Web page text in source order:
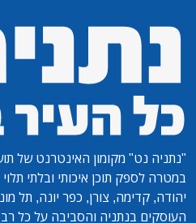
"נתניה נט" מקומון האינטרנט של
במטרה לספק תוכן איכותי ובלתי
יהודה, קדימה, צורן, כפר יונה, תל
העוסקים בנתניה והסביבה על כל